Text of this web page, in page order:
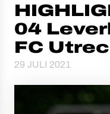
04
FC
29 JULI 2021